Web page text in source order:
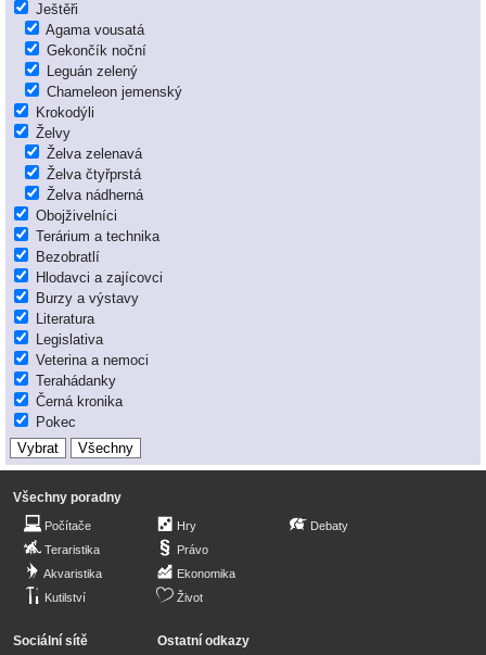
Ještěři
Agama vousatá
Gekončík noční
Leguán zelený
Chameleon jemenský
Krokodýli
Želvy
Želva zelenavá
Želva čtyřprstá
Želva nádherná
Obojživelníci
Terárium a technika
Bezobratlí
Hlodavci a zajícovci
Burzy a výstavy
Literatura
Legislativa
Veterina a nemoci
Terahádanky
Černá kronika
Pokec
Všechny poradny
Počítače
Teraristika
Akvaristika
Kutilství
Hry
Právo
Ekonomika
Život
Debaty
Sociální sítě Ostatní odkazy